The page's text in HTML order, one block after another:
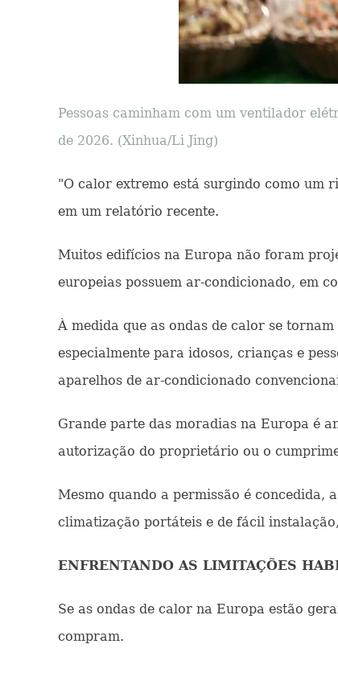
Pessoas caminham com um ventilador
de 2026. (Xinhua/Li Jing)
"O calor extremo está surgindo como um
em um relatório recente.
Muitos edifícios na Europa não foram
europeias possuem ar-condicionado, em
À medida que as ondas de calor se
especialmente para idosos, crianças e
aparelhos de ar-condicionado
Grande parte das moradias na Europa é
autorização do proprietário ou o
Mesmo quando a permissão é concedida,
climatização portáteis e de fácil
ENFRENTANDO AS LIMITAÇÕES
Se as ondas de calor na Europa estão
compram.